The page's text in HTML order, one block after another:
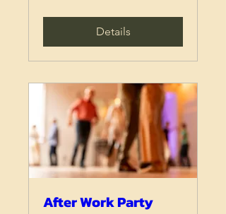
Details
After Work Party